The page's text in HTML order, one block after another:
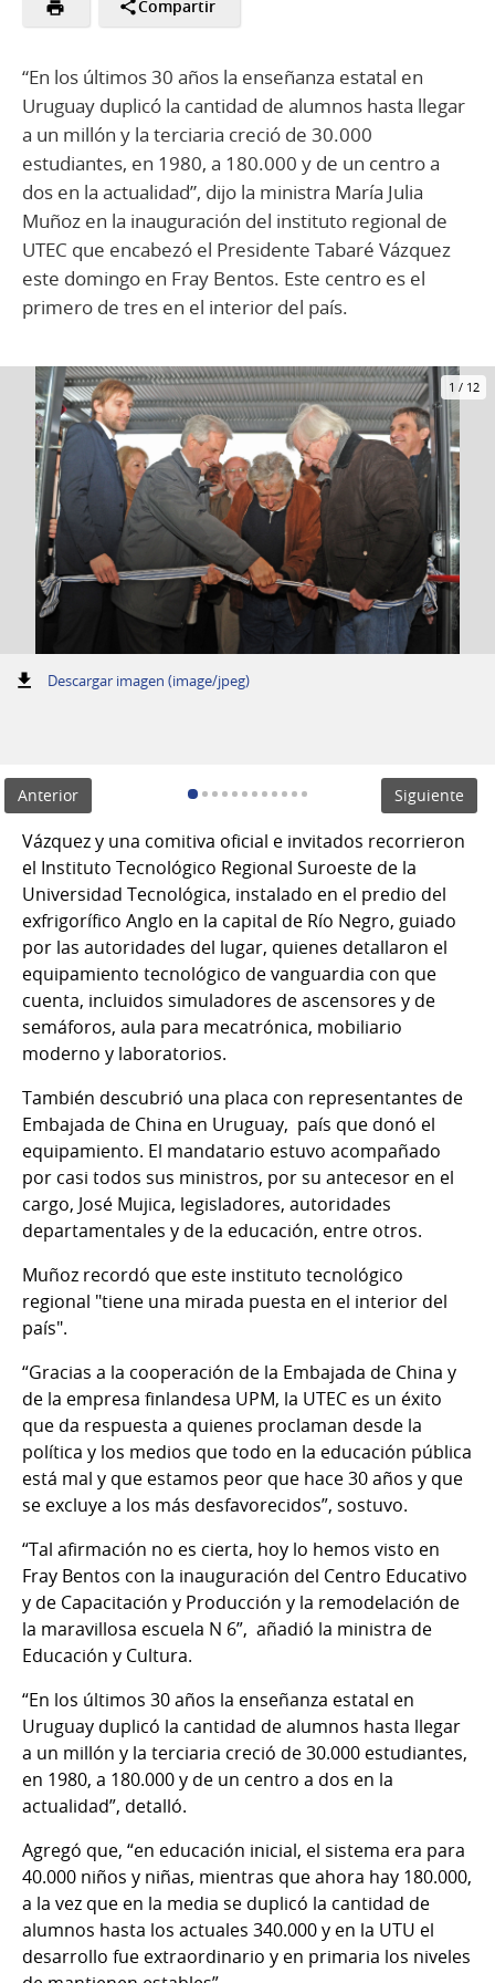
Compartir
“En los últimos 30 años la enseñanza estatal en
Uruguay duplicó la cantidad de alumnos hasta llegar
a un millón y la terciaria creció de 30.000
estudiantes, en 1980, a 180.000 y de un centro a
dos en la actualidad”, dijo la ministra María Julia
Muñoz en la inauguración del instituto regional de
UTEC que encabezó el Presidente Tabaré Vázquez
este domingo en Fray Bentos. Este centro es el
primero de tres en el interior del país.
1 / 12
Descargar imagen (image/jpeg):
Anterior Siguiente
Vázquez y una comitiva oficial e invitados recorrieron
el Instituto Tecnológico Regional Suroeste de la
Universidad Tecnológica, instalado en el predio del
exfrigorífico Anglo en la capital de Río Negro, guiado
por las autoridades del lugar, quienes detallaron el
equipamiento tecnológico de vanguardia con que
cuenta, incluidos simuladores de ascensores y de
semáforos, aula para mecatrónica, mobiliario
moderno y laboratorios.
También descubrió una placa con representantes de
Embajada de China en Uruguay, país que donó el
equipamiento. El mandatario estuvo acompañado
por casi todos sus ministros, por su antecesor en el
cargo, José Mujica, legisladores, autoridades
departamentales y de la educación, entre otros.
Muñoz recordó que este instituto tecnológico
regional "tiene una mirada puesta en el interior del
país".
“Gracias a la cooperación de la Embajada de China y
de la empresa finlandesa UPM, la UTEC es un éxito
que da respuesta a quienes proclaman desde la
política y los medios que todo en la educación pública
está mal y que estamos peor que hace 30 años y que
se excluye a los más desfavorecidos”, sostuvo.
“Tal afirmación no es cierta, hoy lo hemos visto en
Fray Bentos con la inauguración del Centro Educativo
y de Capacitación y Producción y la remodelación de
la maravillosa escuela N 6”, añadió la ministra de
Educación y Cultura.
“En los últimos 30 años la enseñanza estatal en
Uruguay duplicó la cantidad de alumnos hasta llegar
a un millón y la terciaria creció de 30.000 estudiantes,
en 1980, a 180.000 y de un centro a dos en la
actualidad”, detalló.
Agregó que, “en educación inicial, el sistema era para
40.000 niños y niñas, mientras que ahora hay 180.000,
a la vez que en la media se duplicó la cantidad de
alumnos hasta los actuales 340.000 y en la UTU el
desarrollo fue extraordinario y en primaria los niveles